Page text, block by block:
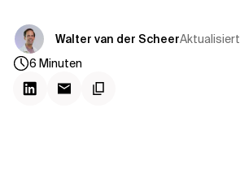
Walter van der ScheerAktualisiert
6 Minuten